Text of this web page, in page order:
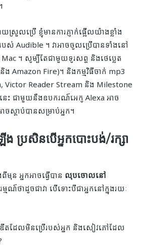
លប្រើ ខ្ញុំមានការភ្ញាក់ផ្អើលយ៉ាងខ្លាំង
ស់ Audible ។ វាអាចចូលប្រើបានទាំងនៅ
។ សូម្បីតែជាមួយទូរសព្ទ និងថេប្លេត
ង Amazon Fire)។ និងកម្មវិធីចាក់ mp3
Victor Reader Stream និង Milestone
ះ ជាមួយនឹងឧបករណ៍អេកូ Alexa អាច
ដាប់បានសម្រាប់អ្នក។
ង ប្រសិនបើអ្នកបោះបង់/រក្សា
ន អ្នកអាចធ្វើបាន លុបចោលនៅ
ម្មណ៍​ថា​ដូច​ជា​វា បើ​ទោះ​បី​ជា​អ្នក​នៅ​ក្នុង​រយៈ​
ឌីតដែលមិនប្រើរបស់អ្នក និងសៀវភៅដែល